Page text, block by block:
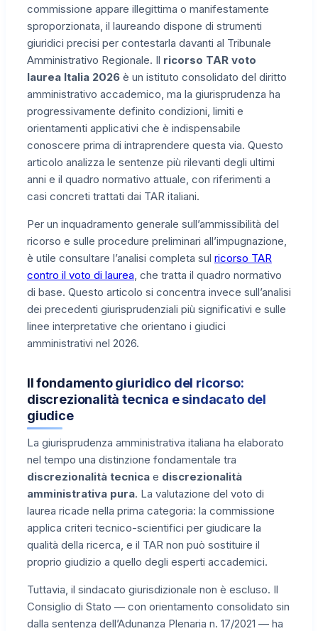
commissione appare illegittima o manifestamente
sproporzionata, il laureando dispone di strumenti
giuridici precisi per contestarla davanti al Tribunale
Amministrativo Regionale. Il ricorso TAR voto
laurea Italia 2026 è un istituto consolidato del diritto
amministrativo accademico, ma la giurisprudenza ha
progressivamente definito condizioni, limiti e
orientamenti applicativi che è indispensabile
conoscere prima di intraprendere questa via. Questo
articolo analizza le sentenze più rilevanti degli ultimi
anni e il quadro normativo attuale, con riferimenti a
casi concreti trattati dai TAR italiani.
Per un inquadramento generale sull’ammissibilità del
ricorso e sulle procedure preliminari all’impugnazione,
è utile consultare l’analisi completa sul ricorso TAR
contro il voto di laurea, che tratta il quadro normativo
di base. Questo articolo si concentra invece sull’analisi
dei precedenti giurisprudenziali più significativi e sulle
linee interpretative che orientano i giudici
amministrativi nel 2026.
Il fondamento giuridico del ricorso:
discrezionalità tecnica e sindacato del
giudice
La giurisprudenza amministrativa italiana ha elaborato
nel tempo una distinzione fondamentale tra
discrezionalità tecnica e discrezionalità
amministrativa pura. La valutazione del voto di
laurea ricade nella prima categoria: la commissione
applica criteri tecnico-scientifici per giudicare la
qualità della ricerca, e il TAR non può sostituire il
proprio giudizio a quello degli esperti accademici.
Tuttavia, il sindacato giurisdizionale non è escluso. Il
Consiglio di Stato — con orientamento consolidato sin
dalla sentenza dell’Adunanza Plenaria n. 17/2021 — ha